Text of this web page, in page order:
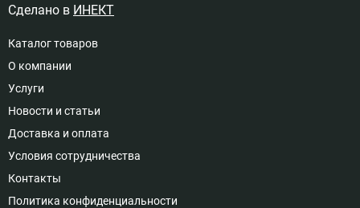
Доступно под заказ
16
анодирование
58 753 руб
Доступно под заказ
Сделано в ИНЕКТ
Каталог товаров
О компании
Услуги
Новости и статьи
Доставка и оплата
Условия сотрудничества
Контакты
Политика конфиденциальности